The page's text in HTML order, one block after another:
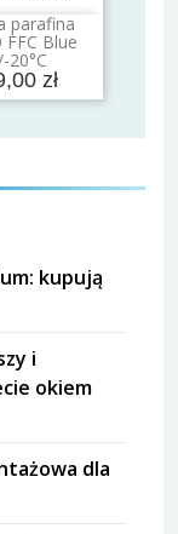
parafina
FFC Blue
20°C
zł
koszyka
kupują
i
okiem
dla